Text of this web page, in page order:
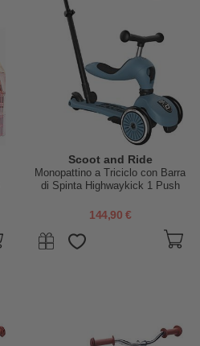
Scoot and Ride
Monopattino a Triciclo con Barra
di Spinta Highwaykick 1 Push
144,90 €